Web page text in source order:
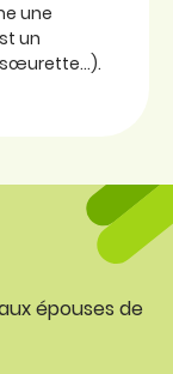
une
un
sœurette…).
épouses de